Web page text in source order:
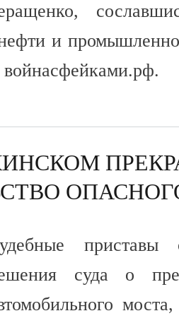
и
войнасфейками.рф.
приставы
суда о